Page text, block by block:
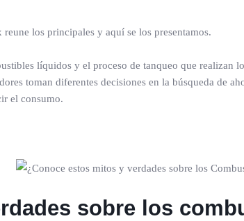
los principales y aquí se los presentamos.
líquidos y el proceso de tanqueo que realizan
toman diferentes decisiones en la búsqueda de
el consumo.
sobre los